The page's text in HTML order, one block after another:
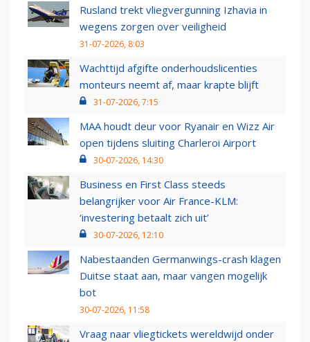
Rusland trekt vliegvergunning Izhavia in
wegens zorgen over veiligheid
31-07-2026, 8:03
Wachttijd afgifte onderhoudslicenties
monteurs neemt af, maar krapte blijft
31-07-2026, 7:15
MAA houdt deur voor Ryanair en Wizz Air
open tijdens sluiting Charleroi Airport
30-07-2026, 14:30
Business en First Class steeds
belangrijker voor Air France-KLM:
‘investering betaalt zich uit’
30-07-2026, 12:10
Nabestaanden Germanwings-crash klagen
Duitse staat aan, maar vangen mogelijk
bot
30-07-2026, 11:58
Vraag naar vliegtickets wereldwijd onder